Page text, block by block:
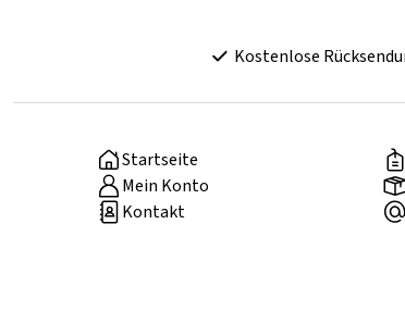
Kostenlose
Startseite
Mein Konto
Kontakt